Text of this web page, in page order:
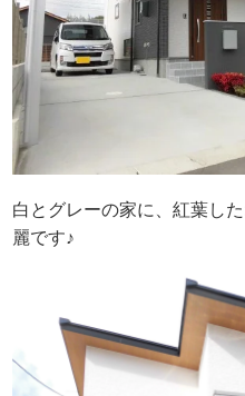
白とグレーの家に、紅葉し
麗です♪